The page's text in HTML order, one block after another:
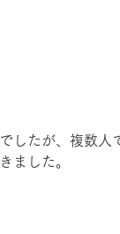
したが、複数
ました。